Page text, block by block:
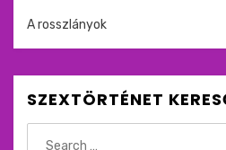
A rosszlányok
SZEXTÖRTÉNET